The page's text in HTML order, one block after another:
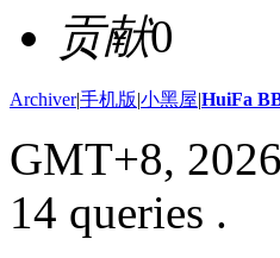
贡献0
Archiver|手机版|小黑屋|HuiFa
GMT+8,
14 queries .